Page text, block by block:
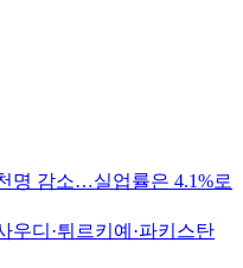
명 감소…실업률은 4.1%로
디·튀르키예·파키스탄